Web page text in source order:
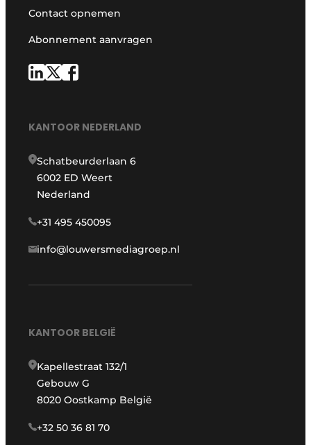
Contact opnemen
Abonnement aanvragen
KANTOOR NEDERLAND
Schatbeurderlaan 6
6002 ED Weert
Nederland
+31 495 450095
info@louwersmediagroep.nl
KANTOOR BELGIË
Kapellestraat 132/1
Gebouw G
8020 Oostkamp België
+32 50 36 81 70